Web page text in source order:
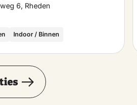
6, Rheden
Indoor / Binnen